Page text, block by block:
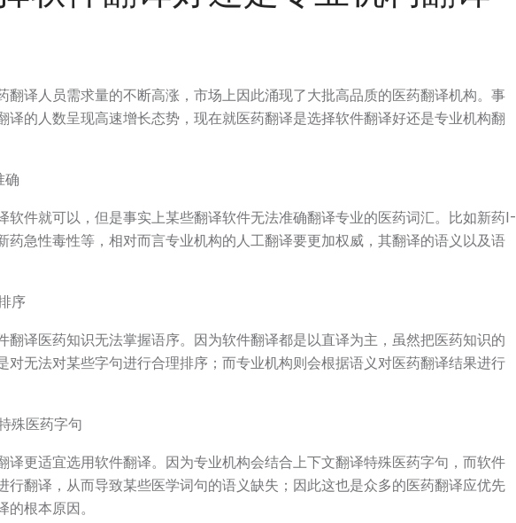
翻译人员需求量的不断高涨，市场上因此涌现了大批高品质的医药翻译机构。事
译的人数呈现高速增长态势，现在就医药翻译是选择软件翻译好还是专业机构翻
确
软件就可以，但是事实上某些翻译软件无法准确翻译专业的医药词汇。比如新药I-
药急性毒性等，相对而言专业机构的人工翻译要更加权威，其翻译的语义以及语
序
翻译医药知识无法掌握语序。因为软件翻译都是以直译为主，虽然把医药知识的
对无法对某些字句进行合理排序；而专业机构则会根据语义对医药翻译结果进行
殊医药字句
译更适宜选用软件翻译。因为专业机构会结合上下文翻译特殊医药字句，而软件
行翻译，从而导致某些医学词句的语义缺失；因此这也是众多的医药翻译应优先
根本原因。